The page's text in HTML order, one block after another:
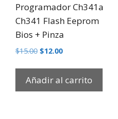
Programador Ch341a
Ch341 Flash Eeprom
Bios + Pinza
$15.00 $12.00
Añadir al carrito